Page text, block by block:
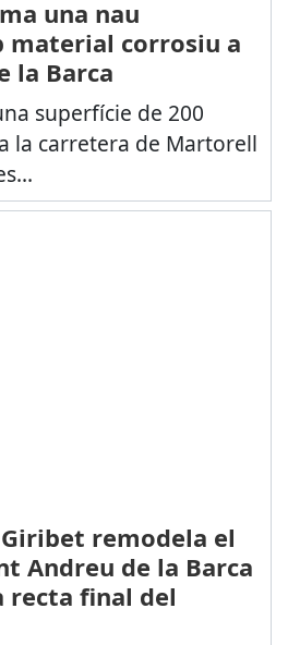
una nau
material corrosiu a
la Barca
superfície de 200
la carretera de Martorell
Giribet remodela el
Andreu de la Barca
final del